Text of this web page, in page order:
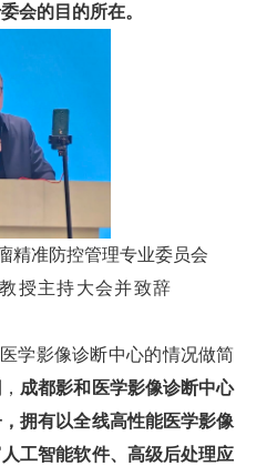
会的目的所在。
精准防控管理专业委员会
授主持大会并致辞
学影像诊断中心的情况做简
成都影和医学影像诊断中心
拥有以全线高性能医学影像
工智能软件、高级后处理应